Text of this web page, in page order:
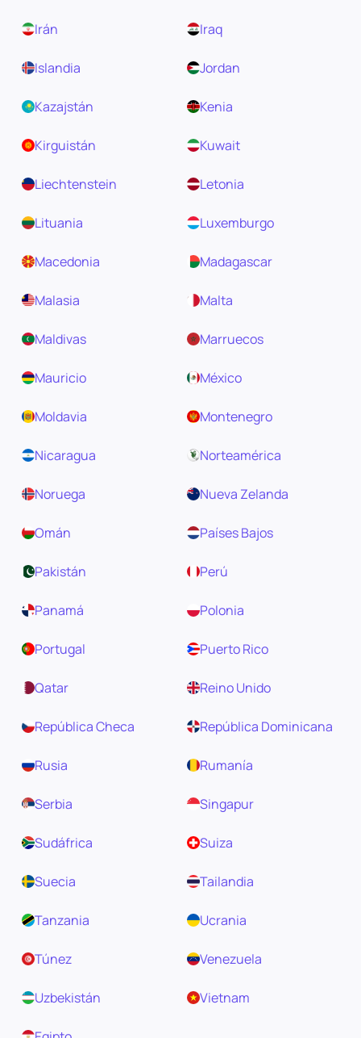
Irán Iraq
Islandia Jordan
Kazajstán Kenia
Kirguistán Kuwait
Liechtenstein Letonia
Lituania Luxemburgo
Macedonia Madagascar
Malasia Malta
Maldivas Marruecos
Mauricio México
Moldavia Montenegro
Nicaragua Norteamérica
Noruega Nueva Zelanda
Omán Países Bajos
Pakistán Perú
Panamá Polonia
Portugal Puerto Rico
Qatar Reino Unido
República Checa República Dominicana
Rusia Rumanía
Serbia Singapur
Sudáfrica Suiza
Suecia Tailandia
Tanzania Ucrania
Túnez Venezuela
Uzbekistán Vietnam